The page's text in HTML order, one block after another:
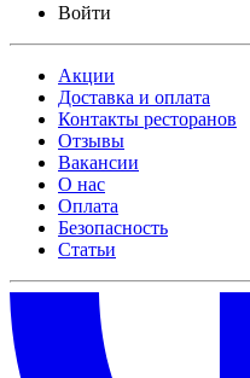
Войти
Акции
Доставка и оплата
Контакты ресторанов
Отзывы
Вакансии
О нас
Оплата
Безопасность
Статьи